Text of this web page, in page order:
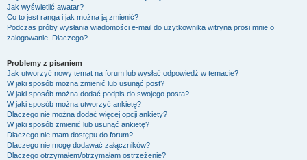
Jak wyświetlić awatar?
Co to jest ranga i jak można ją zmienić?
Podczas próby wysłania wiadomości e-mail do użytkownika witryna prosi mnie o
zalogowanie. Dlaczego?
Problemy z pisaniem
Jak utworzyć nowy temat na forum lub wysłać odpowiedź w temacie?
W jaki sposób można zmienić lub usunąć post?
W jaki sposób można dodać podpis do swojego posta?
W jaki sposób można utworzyć ankietę?
Dlaczego nie można dodać więcej opcji ankiety?
W jaki sposób zmienić lub usunąć ankietę?
Dlaczego nie mam dostępu do forum?
Dlaczego nie mogę dodawać załączników?
Dlaczego otrzymałem/otrzymałam ostrzeżenie?